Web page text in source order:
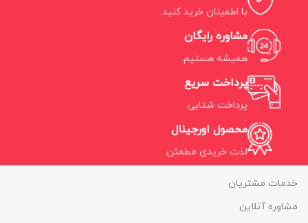
با اطمینان خرید کنید.
مشاوره رایگان
همیشه هستیم.
پرداخت سریع
پرداخت شتابی.
محصول اورجینال
لذت خریدی مطمئن.
خدمات مشتریان
مشاوره آنلاین